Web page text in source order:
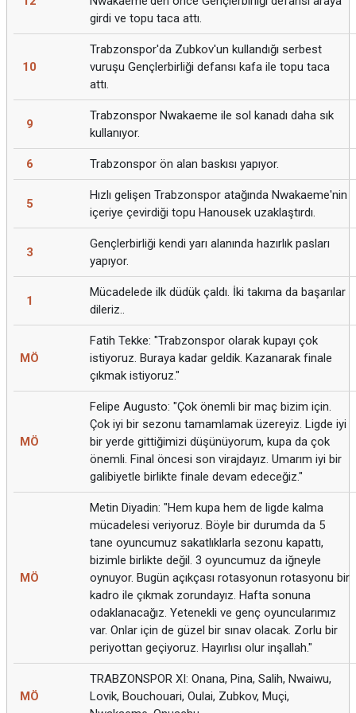
girdi ve topu taca attı.
10
Trabzonspor'da Zubkov'un kullandığı serbest
vuruşu Gençlerbirliği defansı kafa ile topu taca
attı.
9
Trabzonspor Nwakaeme ile sol kanadı daha sık
kullanıyor.
6 Trabzonspor ön alan baskısı yapıyor.
5
Hızlı gelişen Trabzonspor atağında Nwakaeme'nin
içeriye çevirdiği topu Hanousek uzaklaştırdı.
3
Gençlerbirliği kendi yarı alanında hazırlık pasları
yapıyor.
1
Mücadelede ilk düdük çaldı. İki takıma da başarılar
dileriz..
MÖ
Fatih Tekke: "Trabzonspor olarak kupayı çok
istiyoruz. Buraya kadar geldik. Kazanarak finale
çıkmak istiyoruz."
MÖ
Felipe Augusto: "Çok önemli bir maç bizim için.
Çok iyi bir sezonu tamamlamak üzereyiz. Ligde iyi
bir yerde gittiğimizi düşünüyorum, kupa da çok
önemli. Final öncesi son virajdayız. Umarım iyi bir
galibiyetle birlikte finale devam edeceğiz."
MÖ
Metin Diyadin: "Hem kupa hem de ligde kalma
mücadelesi veriyoruz. Böyle bir durumda da 5
tane oyuncumuz sakatlıklarla sezonu kapattı,
bizimle birlikte değil. 3 oyuncumuz da iğneyle
oynuyor. Bugün açıkçası rotasyonun rotasyonu bir
kadro ile çıkmak zorundayız. Hafta sonuna
odaklanacağız. Yetenekli ve genç oyuncularımız
var. Onlar için de güzel bir sınav olacak. Zorlu bir
periyottan geçiyoruz. Hayırlısı olur inşallah."
MÖ
TRABZONSPOR XI: Onana, Pina, Salih, Nwaiwu,
Lovik, Bouchouari, Oulai, Zubkov, Muçi,